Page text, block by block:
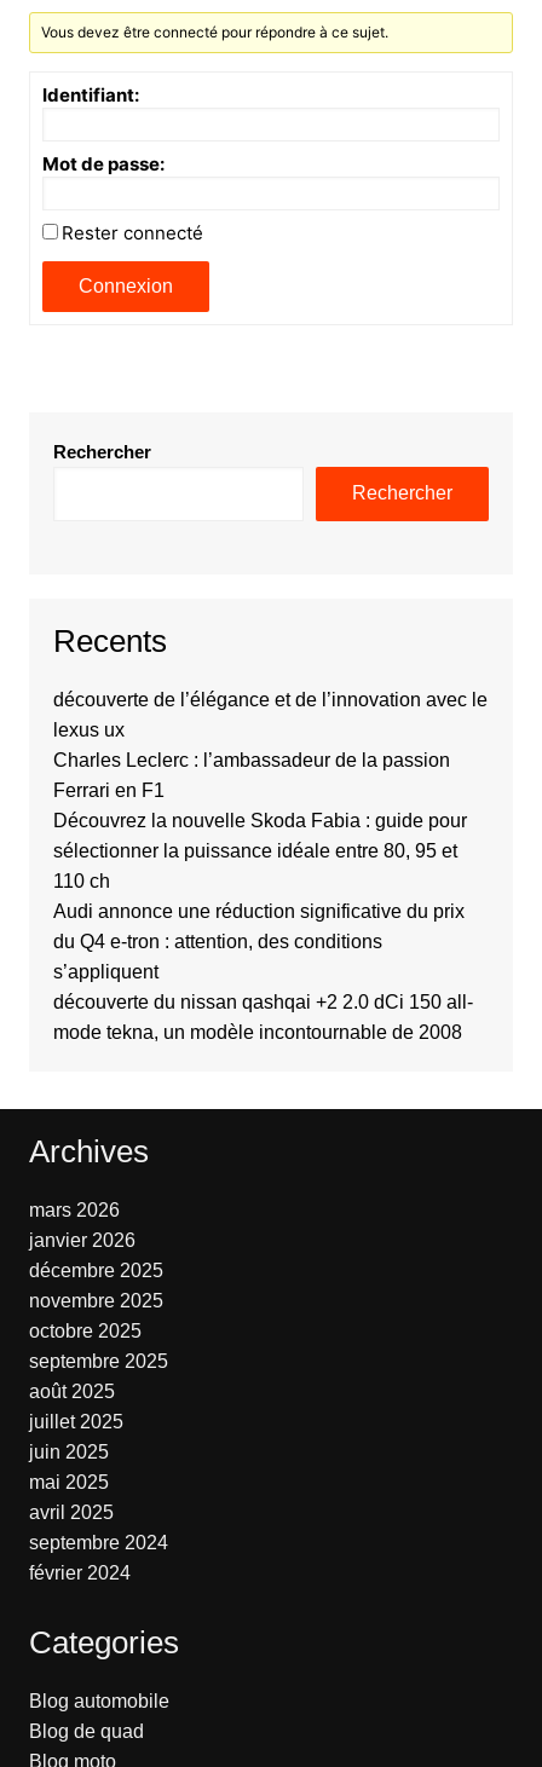
Vous devez être connecté pour répondre à ce sujet.
Identifiant:
Mot de passe:
Rester connecté
Connexion
Rechercher
Rechercher
Recents
découverte de l’élégance et de l’innovation avec le
lexus ux
Charles Leclerc : l’ambassadeur de la passion
Ferrari en F1
Découvrez la nouvelle Skoda Fabia : guide pour
sélectionner la puissance idéale entre 80, 95 et
110 ch
Audi annonce une réduction significative du prix
du Q4 e-tron : attention, des conditions
s’appliquent
découverte du nissan qashqai +2 2.0 dCi 150 all-
mode tekna, un modèle incontournable de 2008
Archives
mars 2026
janvier 2026
décembre 2025
novembre 2025
octobre 2025
septembre 2025
août 2025
juillet 2025
juin 2025
mai 2025
avril 2025
septembre 2024
février 2024
Categories
Blog automobile
Blog de quad
Blog moto